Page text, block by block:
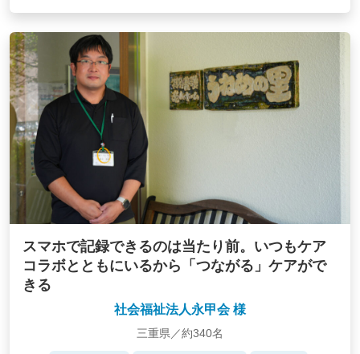
スマホで記録できるのは当たり前。いつもケア
コラボとともにいるから「つながる」ケアがで
きる
社会福祉法人永甲会 様
三重県／約340名